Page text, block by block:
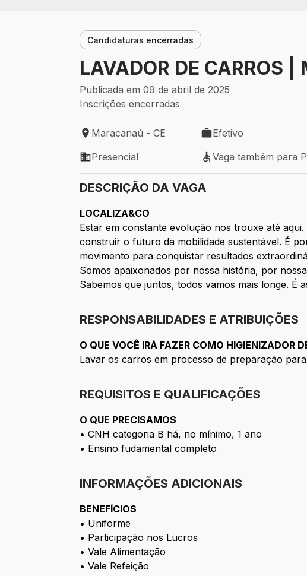
Candidaturas encerradas
LAVADOR DE CARROS
Publicada em 09 de abril de 2025
Inscrições encerradas
Local de trabalho: Maracanaú - CE
Maracanaú - CE
Tipo de vaga: Efetivo
Efetivo
Modelo de trabalho: Presencial
Presencial
Vaga também para PcD
Vaga também para
DESCRIÇÃO DA VAGA
LOCALIZA&CO
Estar em constante evolução nos trouxe até
construir o futuro da mobilidade sustentável. É
movimento para conquistar resultados
Somos apaixonados por nossa história, por
Sabemos que juntos, todos vamos mais longe. É
RESPONSABILIDADES E ATRIBUIÇÕES
O QUE VOCÊ IRÁ FAZER COMO HIGIENIZADOR
Lavar os carros em processo de preparação
REQUISITOS E QUALIFICAÇÕES
O QUE PRECISAMOS
• CNH categoria B há, no mínimo, 1 ano
• Ensino fudamental completo
INFORMAÇÕES ADICIONAIS
BENEFÍCIOS
• Uniforme
• Participação nos Lucros
• Vale Alimentação
• Vale Refeição